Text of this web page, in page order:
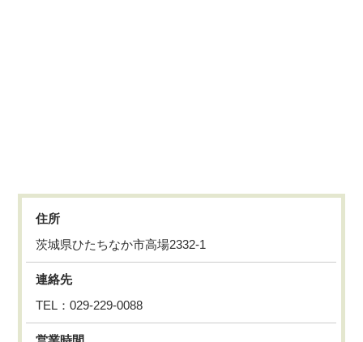
住所
茨城県ひたちなか市高場2332-1
連絡先
TEL：029-229-0088